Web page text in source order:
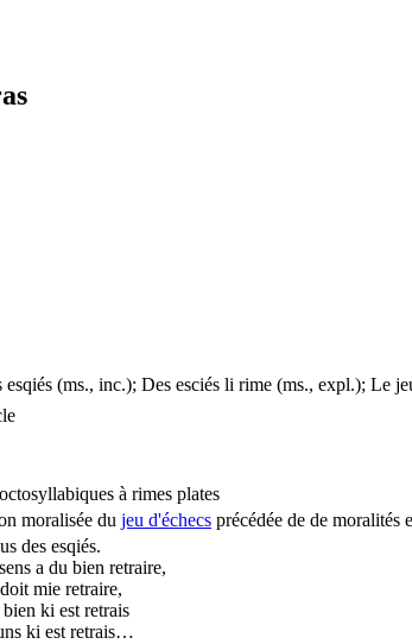
esqiés (ms., inc.); Des esciés li rime (ms., expl.); Le
à rimes plates
moralisée du jeu d'échecs précédée de de moralités
des esqiés.
a du bien retraire,
mie retraire,
ki est retrais
ki est retrais…